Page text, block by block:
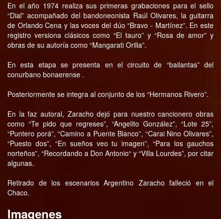
En el año 1974 realiza sus primeras grabaciones para el sello
“Dial” acompañado del bandoneonista Raúl Olivares, la guitarra
de Orlando Cena y las voces del dúo “Bravo - Martínez”. En este
registro versiona clásicos como “El tauro” y “Rosa de amor” y
obras de su autoría como “Mangarati Orilla”.
En esta etapa se presenta en el circuito de “bailantas” del
conurbano bonaerense .
Posteriormente se integra al conjunto de los “Hermanos Rivero”.
En la faz autoral, Zaracho dejó para nuestro cancionero obras
como “Te pido que regreses”, “Angelito González”, “Lote 25”,
“Puntero porá”, “Camino a Puente Blanco”, “Carai Nino Olivares”,
“Puesto dos”, “En sueños veo tu imagen”, “Para los gauchos
norteños”, “Recordando a Don Antonio“ y “Villa Lourdes”, por citar
algunas.
Retirado de los escenarios Argentino Zaracho falleció en el
Chaco.
Imagenes